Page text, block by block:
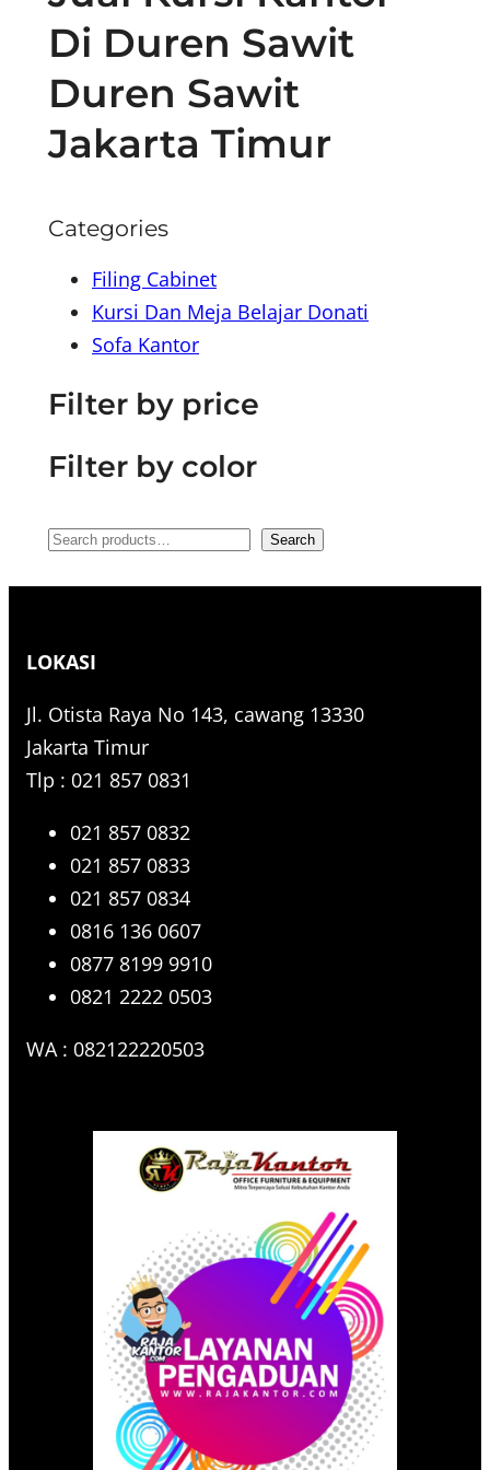
Di Duren Sawit
Duren Sawit
Jakarta Timur
Categories
Filing Cabinet
Kursi Dan Meja Belajar Donati
Sofa Kantor
Filter by price
Filter by color
S
c
h
Search
LOKASI
Jl. Otista Raya No 143, cawang 13330
Jakarta Timur
Tlp : 021 857 0831
021 857 0832
021 857 0833
021 857 0834
0816 136 0607
0877 8199 9910
0821 2222 0503
WA : 082122220503